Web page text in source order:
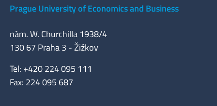
Prague University of Economics and Business
nám. W. Churchilla 1938/4
130 67 Praha 3 - Žižkov
Tel: +420 224 095 111
Fax: 224 095 687